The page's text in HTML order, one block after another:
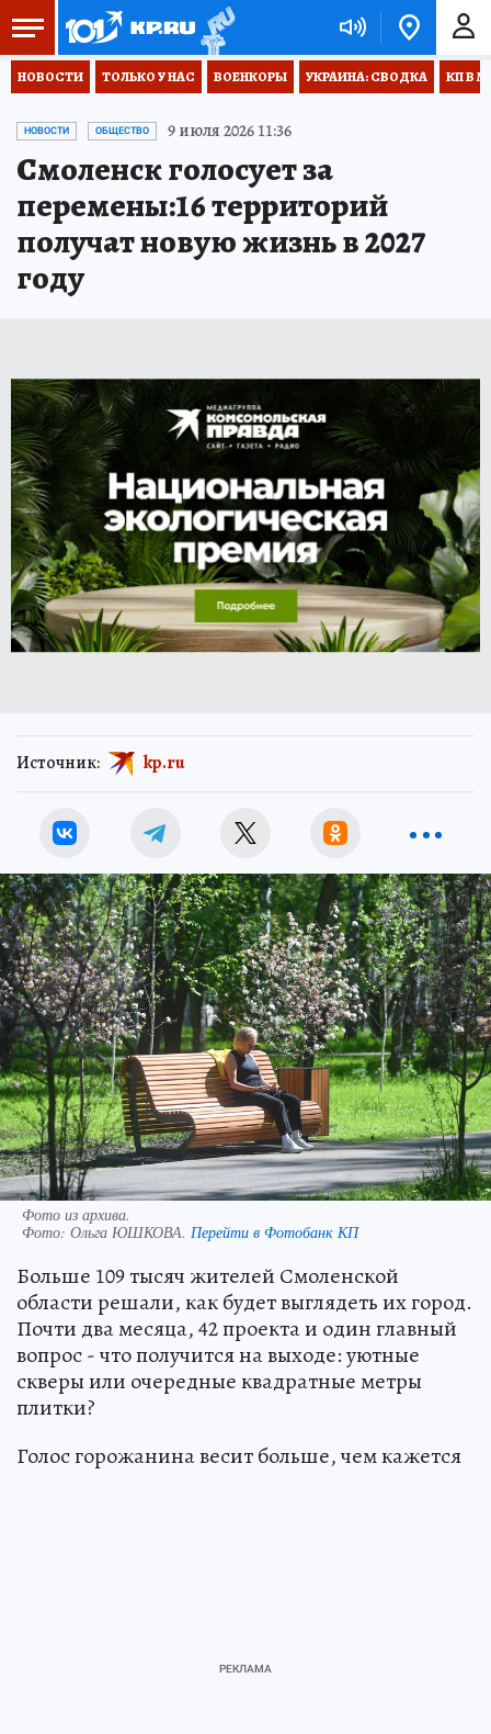
НОВОСТИ ТОЛЬКО У НАС ВОЕНКОРЫ УКРАИНА: СВОДКА КП В
НОВОСТИ ОБЩЕСТВО 9 июля 2026 11:36
Смоленск голосует за
перемены:16 территорий
получат новую жизнь в 2027
году
Источник: kp.ru
Фото из архива.
Фото: Ольга ЮШКОВА. Перейти в Фотобанк КП
Больше 109 тысяч жителей Смоленской
области решали, как будет выглядеть их город.
Почти два месяца, 42 проекта и один главный
вопрос - что получится на выходе: уютные
скверы или очередные квадратные метры
плитки?
Голос горожанина весит больше, чем кажется